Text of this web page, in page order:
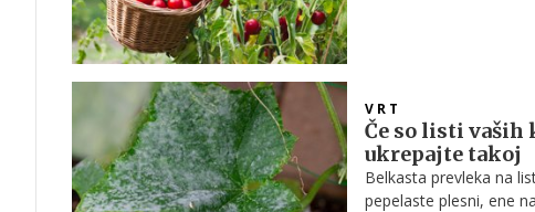
VRT
Če so listi vaših
ukrepajte takoj
Belkasta prevleka na
pepelaste plesni, ene